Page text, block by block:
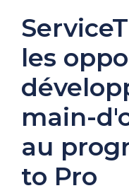
les
main-
au
to Pro